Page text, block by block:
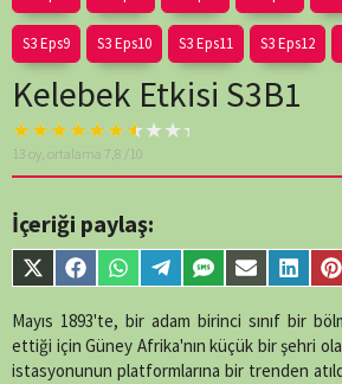
S3 Eps9 S3 Eps10 S3 Eps11 S3 Eps12
Kelebek Etkisi S3B1
Warning: A non-
numeric value
/home/belges/public_html/
content/themes/muvipro/
parts/content-
single-
line89
13 oy, ortalama 7,8 /10
İçeriği paylaş:
Share
on
X
(Twitter)
Share
on
Facebook
Share
on
WhatsApp
Share
on
Telegram
Share
on
SMS
Share
on
Email
Share
on
Mayıs 1893'te, bir adam birinci sınıf bir
ettiği için Güney Afrika'nın küçük bir şehri
istasyonunun platformlarına bir trenden